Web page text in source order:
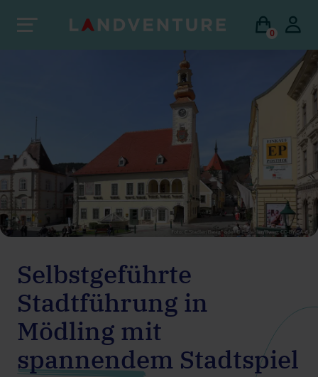
0
Selbstgeführte
Stadtführung in
Mödling mit
spannendem Stadtspiel